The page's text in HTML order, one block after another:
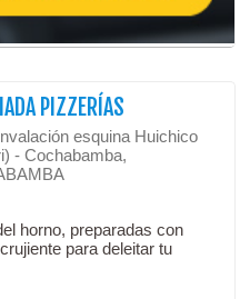
PIZZERÍAS
esquina Huichico
- Cochabamba,
horno, preparadas con
para deleitar tu